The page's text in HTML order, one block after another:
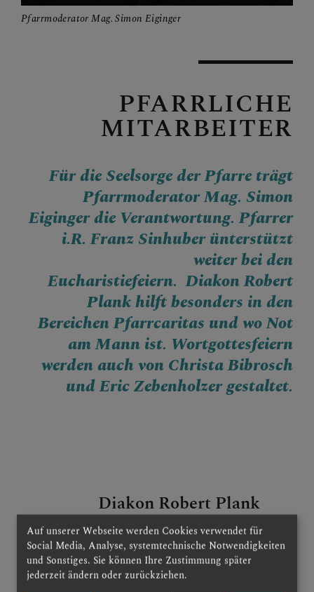
Pfarrmoderator Mag. Simon Eiginger
PFARRLICHE
MITARBEITER
Für die Seelsorge der Pfarre trägt
Pfarrmoderator Mag. Simon
Eiginger die Verantwortung. Pfarrer
i.R. Franz Sinhuber ünterstützt
weiter bei den
Eucharistiefeiern. Diakon Robert
Plank hilft besonders in den
Bereichen Pfarrcaritas und wo Not
am Mann ist. Wortgottesfeiern
werden auch von Christa Bibrosch
und Eric Zebenholzer gestaltet.
Diakon Robert Plank
Geb. 1969; Landwirtschaftsmeister,
wurde im Jahr 2009 zum Diakon
geweiht. Er arbeitet als Pfarrhelfer
Auf unserer Webseite werden Cookies verwendet für
Social Media, Analyse, systemtechnische Notwendigkeiten
und Sonstiges. Sie können Ihre Zustimmung später
jederzeit ändern oder zurückziehen.